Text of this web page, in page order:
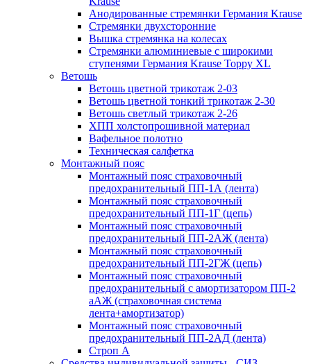
Анодированные стремянки Германия Krause
Стремянки двухсторонние
Вышка стремянка на колесах
Стремянки алюминиевые c широкими
ступенями Германия Krause Toppy XL
Ветошь
Ветошь цветной трикотаж 2-03
Ветошь цветной тонкий трикотаж 2-30
Ветошь светлый трикотаж 2-26
ХПП холстопрошивной материал
Вафельное полотно
Техническая салфетка
Монтажный пояс
Монтажный пояс страховочный
предохранительный ПП-1А (лента)
Монтажный пояс страховочный
предохранительный ПП-1Г (цепь)
Монтажный пояс страховочный
предохранительный ПП-2АЖ (лента)
Монтажный пояс страховочный
предохранительный ПП-2ГЖ (цепь)
Монтажный пояс страховочный
предохранительный с амортизатором ПП-2
аАЖ (страховочная система
лента+амортизатор)
Монтажный пояс страховочный
предохранительный ПП-2АД (лента)
Строп А